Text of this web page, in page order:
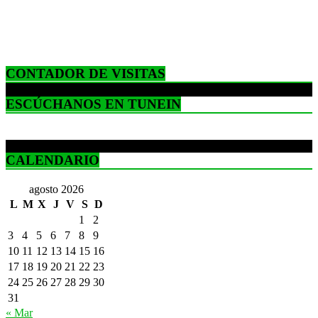
CONTADOR DE VISITAS
ESCÚCHANOS EN TUNEIN
CALENDARIO
agosto 2026
L M X J V S D
1
2
3
4 5 6 7 8
9
10 11 12 13 14 15 16
17 18 19 20 21 22 23
24 25 26 27 28 29 30
31
« Mar